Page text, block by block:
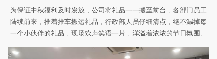
为保证中秋福利及时发放，公司将礼品一一搬至前台，各部门员工
陆续前来，推着推车搬运礼品，行政部人员仔细清点，绝不漏掉每
一个小伙伴的礼品，现场欢声笑语一片，洋溢着浓浓的节日氛围。